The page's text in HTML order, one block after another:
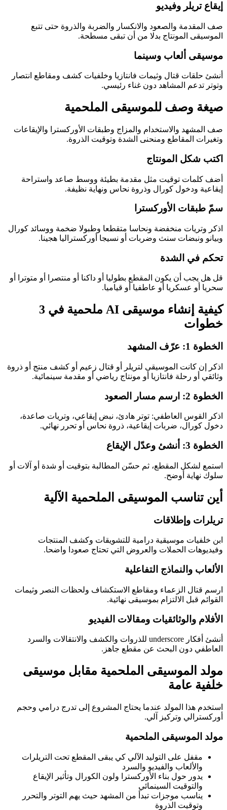
إيقاع تريلر وفيديو
صف المقدمة والصعود والانكسار والضربة والذروة حتى تتبع
الموسيقى المونتاج بدلا من أن تبقى مسطحة.
موسيقى ألعاب وسينما
أنشئ حلقات قتال وثيمات فانتازيا وخلفيات كشف ومقاطع انتصار
وتوتر تدعم المشاهد دون غناء رئيسي.
صيغة وصف للموسيقى الملحمية
صف المشهد والاستخدام والمزاج وطبقات الأوركسترا والإيقاعات
وتغيرات المقاطع ومنحنى الشدة وتوقيت الذروة.
اكتب شكل المونتاج
أضف كلمات توقيت مثل مقدمة بطيئة ووسط صاعد واستراحة
إيقاعية ودخول كورال وذروة نحاس ونهاية نظيفة.
سمّ طبقات الأوركسترا
اذكر وتريات منخفضة ونحاسا متقطعا وطبولا ضخمة ووسائد كورال
وبيانو ونبضات سنث وضربات أو نسيجا أوركستراليا هجينا.
تحكم في الشدة
قل هل يجب أن يكون المقطع بطوليا أو داكنا أو منتصرا أو متوترا أو
سحريا أو عسكريا أو عاطفيا أو قياميا.
كيفية إنشاء موسيقى AI ملحمية في 3
خطوات
الخطوة 1: عرّف المشهد
اذكر إن كانت الموسيقى لتريلر أو قتال زعيم أو كشف منتج أو ذروة
وثائقي أو رحلة فانتازيا أو مونتاج رياضي أو مقدمة سينمائية.
الخطوة 2: ارسم مسار الصعود
اذكر القوس العاطفي: توتر هادئ، نبض إيقاعي، وتريات صاعدة،
دخول كورال، ضربات إيقاعية، ذروة نحاس أو تحرر نهائي.
الخطوة 3: أنشئ وعدّل الإيقاع
استمع لشكل المقطع، ثم حسّن المطالبة بتوقيت أو شدة أو آلات أو
سلوك نهاية أوضح.
أين تناسب الموسيقى الملحمية الآلية
تريلرات وإطلاقات
ابن خلفيات موسيقية درامية للتشويقات وكشف المنتجات
وفيديوهات الحملات والعروض التي تحتاج صعودا واضحا.
الألعاب والنماذج التفاعلية
ارسم قتال الزعماء ومقاطع الاستكشاف ولحظات النصر وثيمات
القوائم قبل الالتزام بموسيقى نهائية.
الأفلام والوثائقيات ومقالات الفيديو
أنشئ أفكار underscore للذروات والكشف والانتقالات والسرد
العاطفي دون البحث عن مقطع جاهز.
مولد الموسيقى الملحمية مقابل موسيقى
خلفية عامة
استخدم هذا المولد عندما يحتاج المشروع إلى تدرج درامي وحجم
أوركسترالي وتركيز آلي.
مولد الموسيقى الملحمية
مقفل على التوليد الآلي كي يبقى المقطع تحت التريلرات
والألعاب والفيديو والسرد
يدور حول بناء الأوركسترا ولون الكورال وتأثير الإيقاع
والتوقيت السينمائي
يناسب موجزات تبدأ من المشهد حيث يهم التوتر والتحرر
وتوقيت الذروة